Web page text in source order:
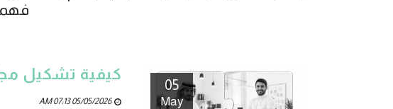
05
May
كيفية تشكيل
05/05/2026 07:13 AM